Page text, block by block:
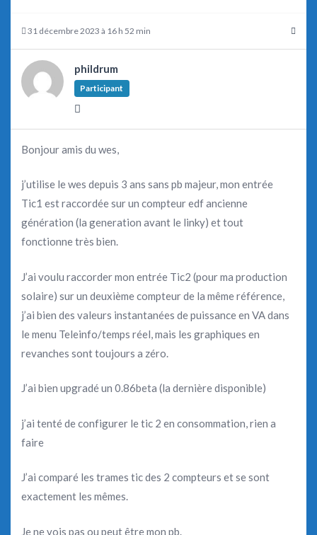
31 décembre 2023 à 16 h 52 min
phildrum
Participant
Bonjour amis du wes,
j’utilise le wes depuis 3 ans sans pb majeur, mon entrée
Tic1 est raccordée sur un compteur edf ancienne
génération (la generation avant le linky) et tout
fonctionne très bien.
J’ai voulu raccorder mon entrée Tic2 (pour ma production
solaire) sur un deuxième compteur de la même référence,
j’ai bien des valeurs instantanées de puissance en VA dans
le menu Teleinfo/temps réel, mais les graphiques en
revanches sont toujours a zéro.
J’ai bien upgradé un 0.86beta (la dernière disponible)
j’ai tenté de configurer le tic 2 en consommation, rien a
faire
J’ai comparé les trames tic des 2 compteurs et se sont
exactement les mêmes.
Je ne vois pas ou peut être mon pb.